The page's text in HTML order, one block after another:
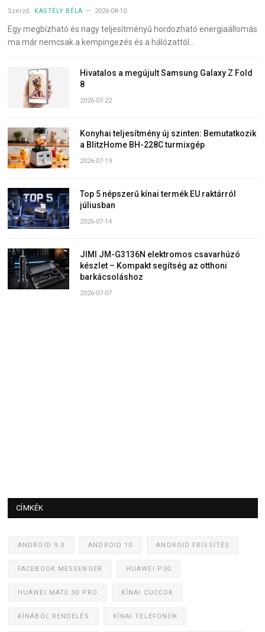
Szerző: KASTÉLY BÉLA 2026-08-10
Egy megbízható és nagy teljesítményű hordozható energiaállomás
ma már nemcsak a kempingezés és a hálózattól…
Hivatalos a megújult Samsung Galaxy Z Fold
8
2026-07-22
Konyhai teljesítmény új szinten: Bemutatkozik
a BlitzHome BH-228C turmixgép
2026-07-19
Top 5 népszerű kínai termék EU raktárról
júliusban
2026-07-14
JIMI JM-G3136N elektromos csavarhúzó
készlet – Kompakt segítség az otthoni
barkácsoláshoz
2026-07-07
CÍMKÉK
ANDROID 9.0 ANDROID 10 ANDROID FRISSÍTÉS
FACEBOOK MESSENGER HUAWEI P30
HUAWEI MATE 30 PRO KÍNAI CUCCOK
KÍNÁBÓL RENDELÉS KÍNAI TELEFONOK